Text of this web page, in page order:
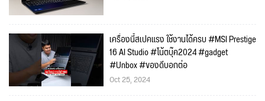
เครื่องนี้สเปคแรง ใช้งานได้ครบ #MSI Prestige
16 AI Studio #โน้ตบุ๊ค2024 #gadget
#Unbox #ของดีบอกต่อ
Oct 25, 2024